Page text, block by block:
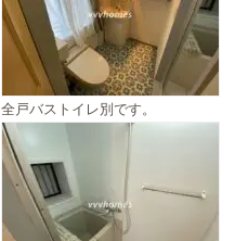
全戸バストイレ別です。